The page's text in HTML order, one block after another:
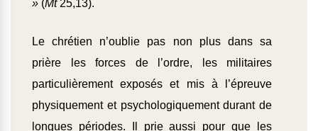
» (Mt25,13).
Le chrétien n’oublie pas non plus dans sa
prière les forces de l’ordre, les militaires
particulièrement exposés et mis à l’épreuve
physiquement et psychologiquement durant de
longues périodes. Il prie aussi pour que les